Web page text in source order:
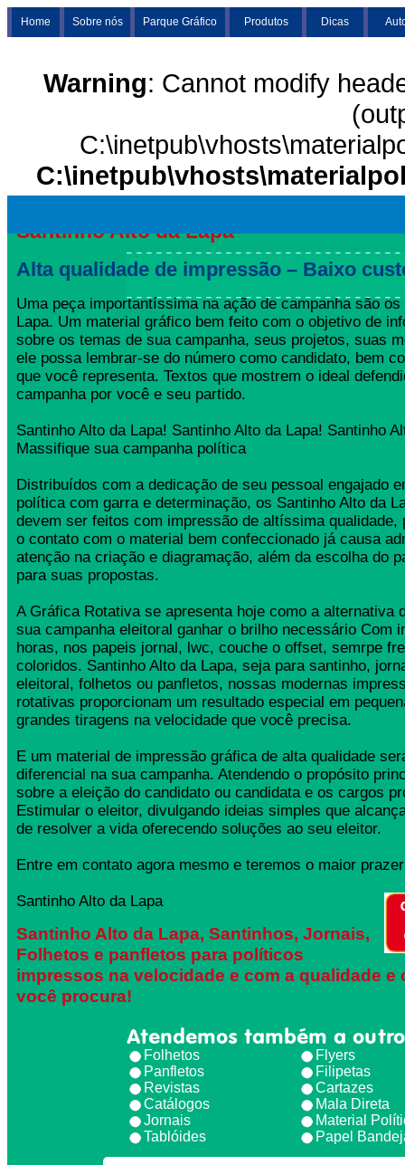
Home Sobre nós Parque Gráfico Produtos Dicas
Warning: Cannot modify
Santinho Alto da Lapa
Alta qualidade de impressão – Baixo
Uma peça importantíssima na ação de campanha são os
Lapa. Um material gráfico bem feito com o objetivo de
sobre os temas de sua campanha, seus projetos, suas
ele possa lembrar-se do número como candidato, bem
que você representa. Textos que mostrem o ideal
campanha por você e seu partido.
Santinho Alto da Lapa! Santinho Alto da Lapa! Santinho
Massifique sua campanha política
Distribuídos com a dedicação de seu pessoal engajado
política com garra e determinação, os Santinho Alto da
devem ser feitos com impressão de altíssima qualidade,
o contato com o material bem confeccionado já causa
atenção na criação e diagramação, além da escolha do
para suas propostas.
A Gráfica Rotativa se apresenta hoje como a alternativa
sua campanha eleitoral ganhar o brilho necessário Com
horas, nos papeis jornal, lwc, couche o offset, semrpe
coloridos. Santinho Alto da Lapa, seja para santinho,
eleitoral, folhetos ou panfletos, nossas modernas
rotativas proporcionam um resultado especial em
grandes tiragens na velocidade que você precisa.
E um material de impressão gráfica de alta qualidade
diferencial na sua campanha. Atendendo o propósito
sobre a eleição do candidato ou candidata e os cargos
Estimular o eleitor, divulgando ideias simples que
de resolver a vida oferecendo soluções ao seu eleitor.
Entre em contato agora mesmo e teremos o maior
Santinho Alto da Lapa
Santinho Alto da Lapa, Santinhos, Jornais,
Folhetos e panfletos para políticos
impressos na velocidade e com a qualidade e
você procura!
Atendemos também a
Folhetos
Panfletos
Revistas
Catálogos
Jornais
Tablóides
Flyers
Filipetas
Cartazes
Mala Direta
Material
Papel